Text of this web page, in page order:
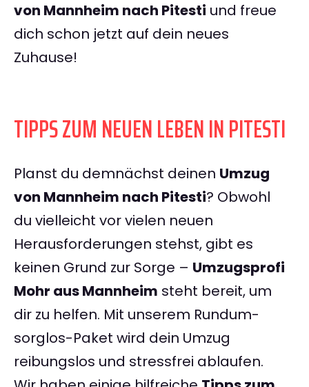
von Mannheim nach Pitesti und freue
dich schon jetzt auf dein neues
Zuhause!
TIPPS ZUM NEUEN LEBEN IN PITESTI
Planst du demnächst deinen Umzug
von Mannheim nach Pitesti? Obwohl
du vielleicht vor vielen neuen
Herausforderungen stehst, gibt es
keinen Grund zur Sorge – Umzugsprofi
Mohr aus Mannheim steht bereit, um
dir zu helfen. Mit unserem Rundum-
sorglos-Paket wird dein Umzug
reibungslos und stressfrei ablaufen.